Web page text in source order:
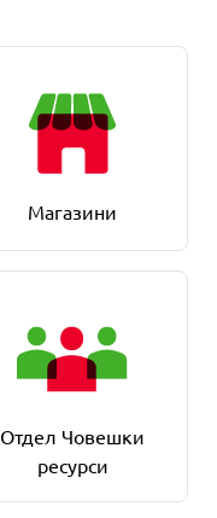
Магазини
Отдел Човешки
ресурси